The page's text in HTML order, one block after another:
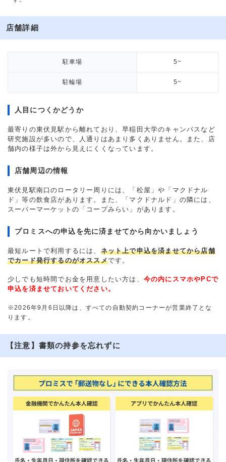
店舗詳細
駐車場 5~
駐輪場 5~
人目につくかどうか
最寄りの東伏見駅から離れており、早稲田大学のキャンパスなど
研究施設が多いので、人通りはあまり多くありません。また、店
舗内の様子は外から見えにくくなっています。
店舗周辺の情報
東伏見駅南口のロータリー周りには、「松屋」や「マクドナル
ド」等の飲食店があります。また、「マクドナルド」の隣には、
スーパーマーケットの「コープみらい」があります。
プロミスへの申込を先に済ませてから向かいましょう
最短ルートで利用するには、 ネット上で申込を済ませてから店舗
でカード発行するのがオススメです。
少しでも短時間でお金を用意したい方は、 今の内にスマホやPCで
申込を済ませておいてください。
※2026年9月6日以降は、すべての自動契約コーナーが営業終了とな
ります。
【注意】書類の持参を忘れずに